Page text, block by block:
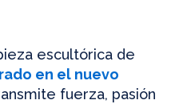
escultórica de
en el nuevo
fuerza, pasión